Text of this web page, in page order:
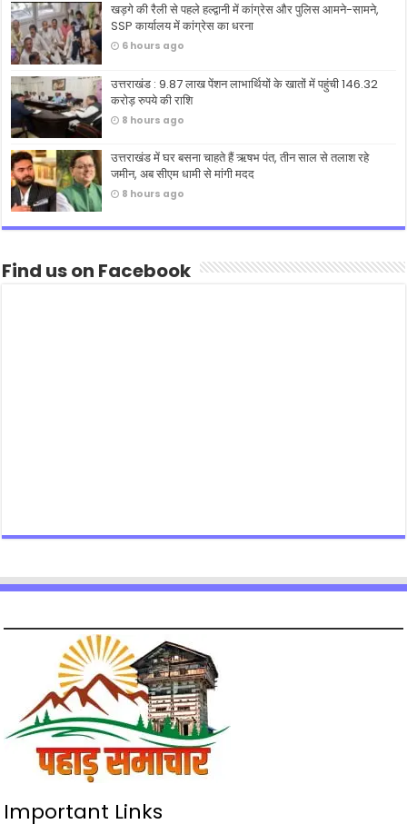
खड़गे की रैली से पहले हल्द्वानी में कांग्रेस और पुलिस आमने-सामने,
SSP कार्यालय में कांग्रेस का धरना
6 hours ago
उत्तराखंड : 9.87 लाख पेंशन लाभार्थियों के खातों में पहुंची 146.32
करोड़ रुपये की राशि
8 hours ago
उत्तराखंड में घर बसना चाहते हैं ऋषभ पंत, तीन साल से तलाश रहे
जमीन, अब सीएम धामी से मांगी मदद
8 hours ago
Find us on Facebook
Important Links